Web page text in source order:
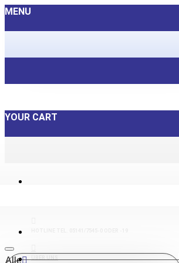
MENU
YOUR CART
Alle